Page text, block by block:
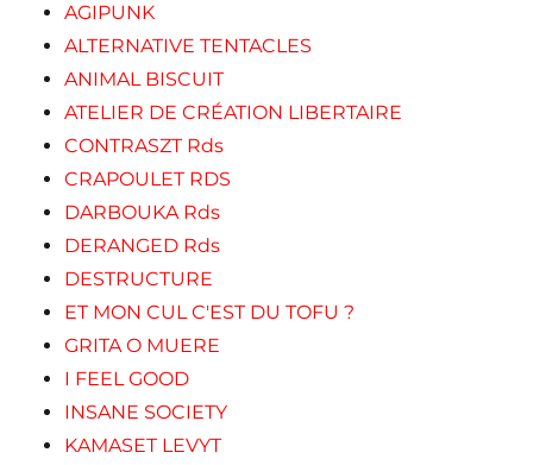
AGIPUNK
ALTERNATIVE TENTACLES
ANIMAL BISCUIT
ATELIER DE CRÉATION LIBERTAIRE
CONTRASZT Rds
CRAPOULET RDS
DARBOUKA Rds
DERANGED Rds
DESTRUCTURE
ET MON CUL C'EST DU TOFU ?
GRITA O MUERE
I FEEL GOOD
INSANE SOCIETY
KAMASET LEVYT